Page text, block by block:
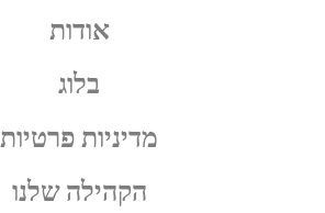
אודות
בלוג
מדיניות פרטיות
הקהילה שלנו